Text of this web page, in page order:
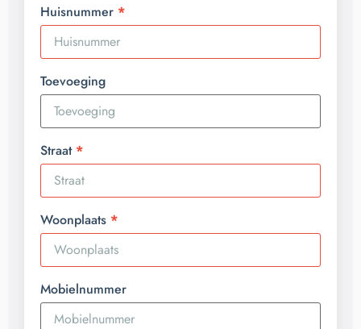
Huisnummer
Toevoeging
Straat
Woonplaats
Mobielnummer